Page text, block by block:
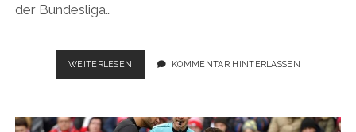
der Bundesliga…
WEITERLESEN BUNDESLIGA
2017/2018,
EIN
KOMMENTAR HINTERLASSEN